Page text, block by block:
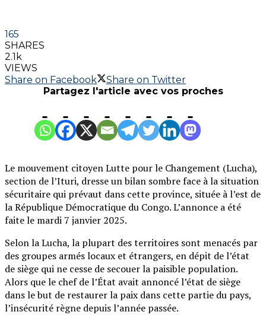
165
SHARES
2.1k
VIEWS
Share on Facebook
Share on Twitter
Partagez l'article avec vos proches
Le mouvement citoyen Lutte pour le Changement (Lucha),
section de l’Ituri, dresse un bilan sombre face à la situation
sécuritaire qui prévaut dans cette province, située à l’est de
la République Démocratique du Congo. L’annonce a été
faite le mardi 7 janvier 2025.
Selon la Lucha, la plupart des territoires sont menacés par
des groupes armés locaux et étrangers, en dépit de l’état
de siège qui ne cesse de secouer la paisible population.
Alors que le chef de l’État avait annoncé l’état de siège
dans le but de restaurer la paix dans cette partie du pays,
l’insécurité règne depuis l’année passée.